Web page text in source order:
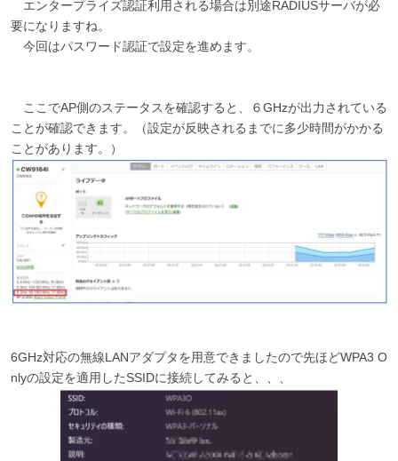
エンタープライズ認証利用される場合は別途RADIUSサーバが必
要になりますね。
今回はパスワード認証で設定を進めます。
ここでAP側のステータスを確認すると、６GHzが出力されている
ことが確認できます。（設定が反映されるまでに多少時間がかかる
ことがあります。）
6GHz対応の無線LANアダプタを用意できましたので先ほどWPA3 O
nlyの設定を適用したSSIDに接続してみると、、、